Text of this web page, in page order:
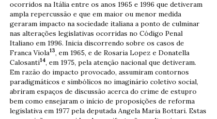
ocorridos na Itália entre os anos 1965 e 1996 que detiveram
ampla repercussão e que em maior ou menor medida
geraram impacto na sociedade italiana a ponto de culminar
nas alterações legislativas ocorridas no Código Penal
Italiano em 1996. Inicia discorrendo sobre os casos de
Franca Viola13, em 1965, e de Rosaria Lopez e Donatella
Calosanti14, em 1975, pela atenção nacional que detiveram.
Em razão do impacto provocado, assumiram contornos
paradigmáticos e simbólicos no imaginário coletivo social,
abriram espaços de discussão acerca do crime de estupro
bem como ensejaram o início de proposições de reforma
legislativa em 1977 pela deputada Angela Maria Bottari. Estas